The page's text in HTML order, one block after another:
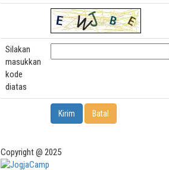
Silakan
masukkan
kode
diatas
Copyright @ 2025